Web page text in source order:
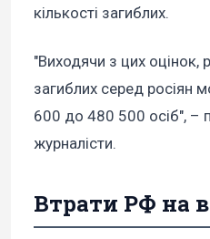
кількості загиблих.
"Виходячи з цих оцінок,
загиблих серед росіян
600 до 480 500 осіб", –
журналісти.
Втрати РФ на